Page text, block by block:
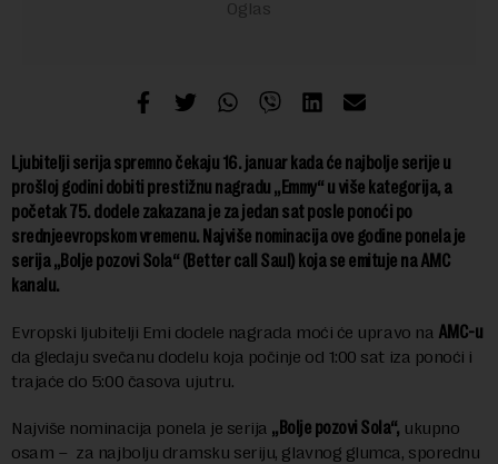
Ljubitelji serija spremno čekaju 16. januar kada će najbolje serije u
prošloj godini dobiti prestižnu nagradu „Emmy“ u više kategorija, a
početak 75. dodele zakazana je za jedan sat posle ponoći po
srednjeevropskom vremenu. Najviše nominacija ove godine ponela je
serija „Bolje pozovi Sola“ (Better call Saul) koja se emituje na AMC
kanalu.
Evropski ljubitelji Emi dodele nagrada moći će upravo na AMC-u
da gledaju svečanu dodelu koja počinje od 1:00 sat iza ponoći i
trajaće do 5:00 časova ujutru.
Najviše nominacija ponela je serija „Bolje pozovi Sola“, ukupno
osam – za najbolju dramsku seriju, glavnog glumca, sporednu